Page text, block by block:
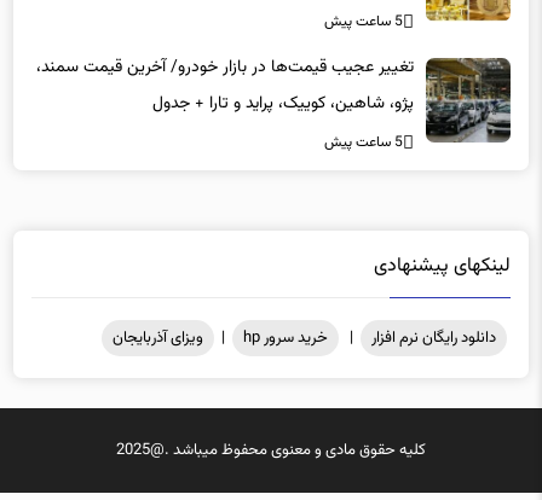
5 ساعت پیش
تغییر عجیب قیمت‌ها در بازار خودرو/ آخرین قیمت سمند،
پژو، شاهین، کوییک، پراید و تارا + جدول
5 ساعت پیش
لینکهای پیشنهادی
دانلود رایگان نرم افزار | خرید سرور hp | ویزای آذربایجان
کلیه حقوق مادی و معنوی محفوظ میباشد .@2025